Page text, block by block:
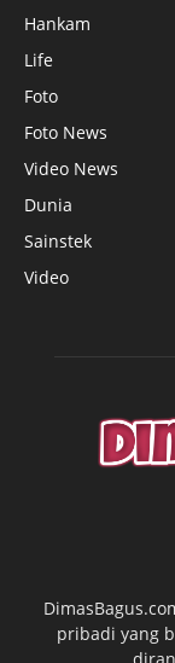
Hankam
Life
Foto
Foto News
Video News
Dunia
Sainstek
Video
pribadi yang